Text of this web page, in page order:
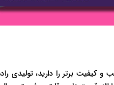
کيفيت برتر را داريد، توليدي